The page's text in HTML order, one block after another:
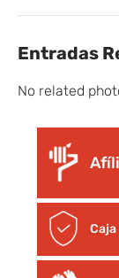
Entradas
No related